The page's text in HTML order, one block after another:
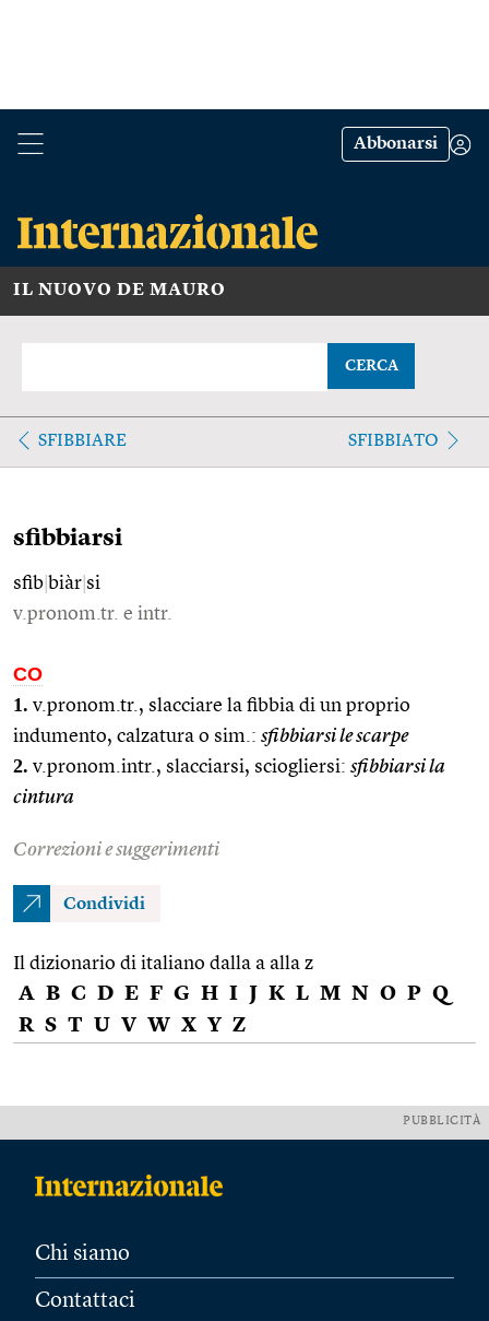
Abbonarsi
IL NUOVO DE MAURO
CERCA
SFIBBIARE SFIBBIATO
sfibbiarsi
sfib biàr si
v.pronom.tr. e intr.
CO
1. v.pronom.tr., slacciare la fibbia di un proprio
indumento, calzatura o sim.: sfibbiarsi le scarpe
2. v.pronom.intr., slacciarsi, sciogliersi: sfibbiarsi la
cintura
Correzioni e suggerimenti
Condividi
Il dizionario di italiano dalla a alla z
A B C D E F G H I J K L M N O P Q
R S T U V W X Y Z
PUBBLICITÀ
Chi siamo
Contattaci